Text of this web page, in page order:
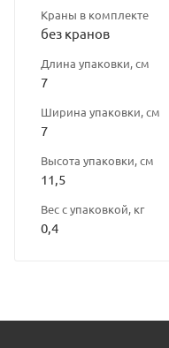
Краны в комплекте
без кранов
Длина упаковки, см
7
Ширина упаковки, см
7
Высота упаковки, см
11,5
Вес с упаковкой, кг
0,4